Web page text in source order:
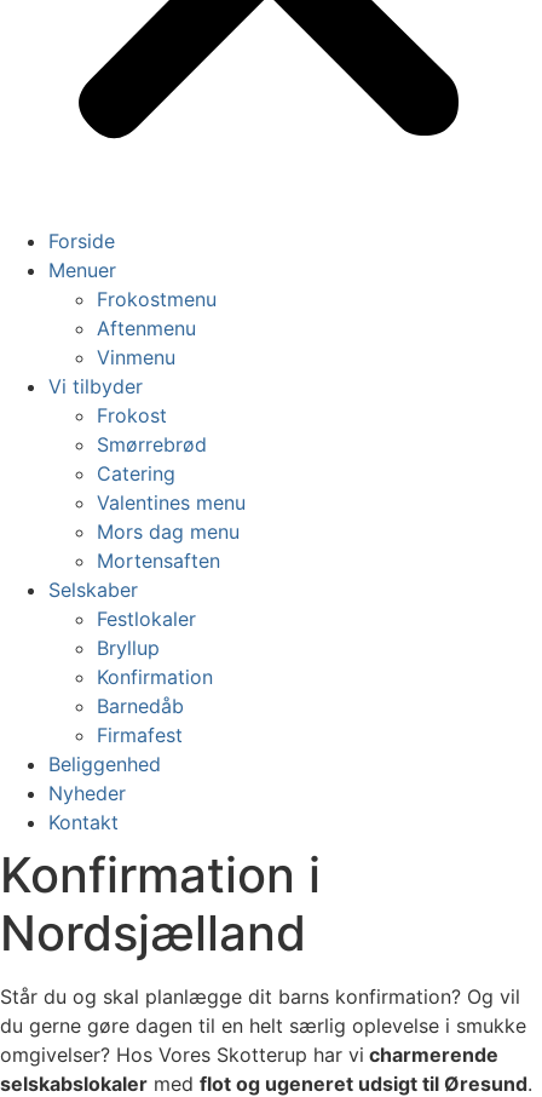
Forside
Menuer
Frokostmenu
Aftenmenu
Vinmenu
Vi tilbyder
Frokost
Smørrebrød
Catering
Valentines menu
Mors dag menu
Mortensaften
Selskaber
Festlokaler
Bryllup
Konfirmation
Barnedåb
Firmafest
Beliggenhed
Nyheder
Kontakt
Konfirmation i
Nordsjælland
Står du og skal planlægge dit barns konfirmation? Og vil
du gerne gøre dagen til en helt særlig oplevelse i smukke
omgivelser? Hos Vores Skotterup har vi charmerende
selskabslokaler med flot og ugeneret udsigt til Øresund.